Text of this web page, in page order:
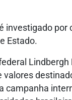
investigado por
Estado.
Lindbergh
valores
campanha